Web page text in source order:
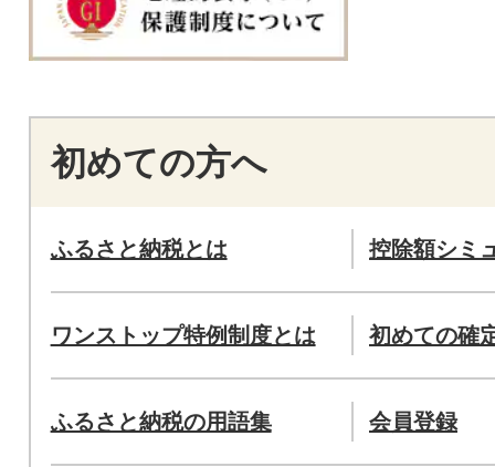
初めての方へ
ふるさと納税とは 控除額シミ
ワンストップ特例制度とは 初めての確
ふるさと納税の用語集 会員登録